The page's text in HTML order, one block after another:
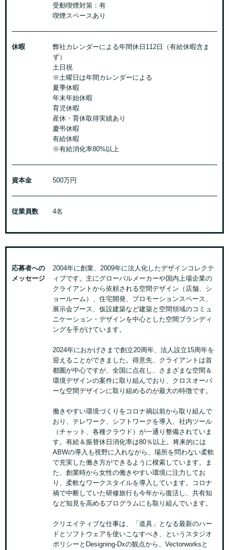
受動喫煙対策：有
喫煙スペースあり
休暇
弊社カレンダーによる年間休日112日（有給休暇含ま
ず）
土日祝
※土曜日は年間カレンダーによる
夏季休暇
年末年始休暇
育児休暇
産休・育休取得実績あり
慶弔休暇
有給休暇
※有給消化率80%以上
資本金 500万円
従業員数 4名
応募者への
メッセージ
2004年に創業、2009年に法人化したデザインコレクテ
ィブです。主にグローバルメーカーや国内上場企業の
クライアントから依頼される空間デザイン（店舗、シ
ョールーム）、住宅開発、プロモーションスペース、
展示会ブース、仮設建築など建築と空間領域のコミュ
ニケーション・デザインを中心とした空間ブランディ
ングを手がけています。
2024年におかげさまで創立20周年、法人設立15周年を
迎えることができました。得意先、クライアントは首
都圏が中心ですが、全国に点在し、さまざまな空間＆
環境デザインの案件に取り組んでおり、クロスオーバ
ーな空間デザインに取り組めるのが最大の特徴です。
働きやすい環境づくりをコロナ禍以前から取り組んで
おり、テレワーク、シフトワークを導入、社内ツール
（チャット、各種クラウド）が一通り整備されていま
す。有給＆振替休日消化率は80％以上。将来的には
ABWの導入も視野に入れながら、場所を問わない柔軟
で充実した働き方ができるように模索しています。ま
た、創業時から女性の働きやすい環境に注力してお
り、柔軟なワークスタイルを導入しています。コロナ
禍で中断していた研修旅行も今年から復活し、共有知
など知見を高めるプログラムにも取り組んでいます。
クリエイティブな仕事は、「道具」となる最新のハー
ドとソフトウェアを使いこなすべき、というスタジオ
ポリシーとDesigning-Dxの観点から、Vectorworksと